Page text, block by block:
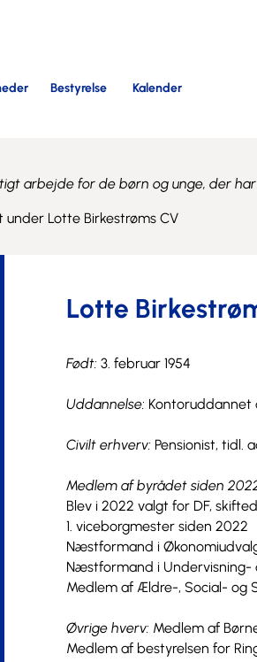
Bestyrelse Kalender
arbejde for de børn og unge, der
Lotte Birkestrøms CV
Lotte
Født: 3. februar 1954
Uddannelse: Kontoruddannet
Civilt erhverv: Pensionist, tidl.
Medlem af byrådet siden
Blev i 2022 valgt for DF,
1. viceborgmester siden 2022
Næstformand i
Næstformand i Undervisning-
Medlem af Ældre-, Social- og
Øvrige hverv: Medlem af
Medlem af bestyrelsen for